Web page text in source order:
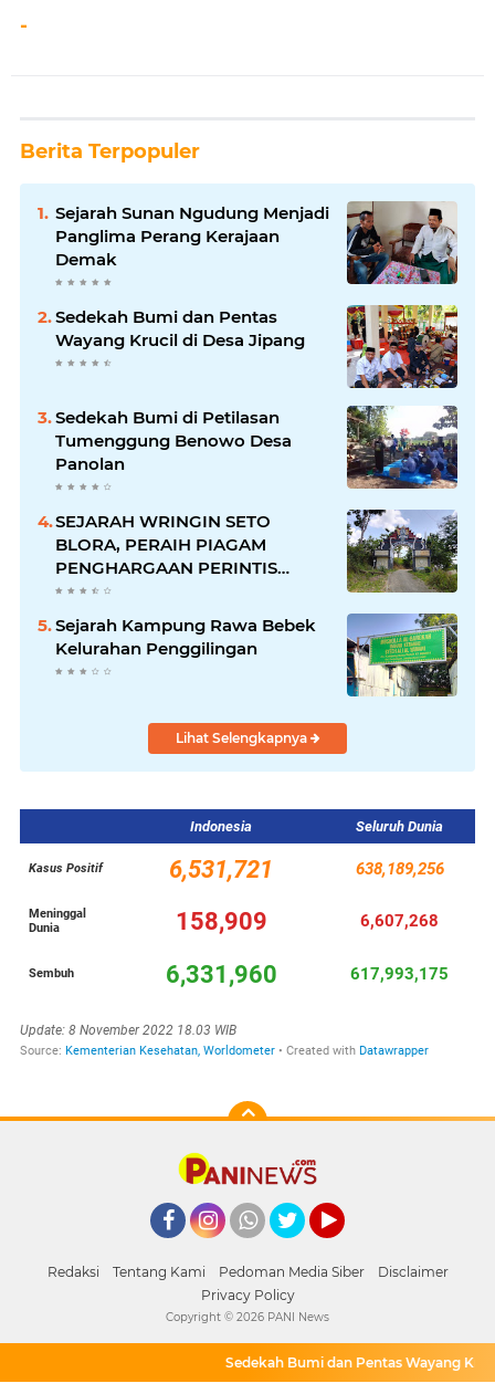
-
Berita Terpopuler
Sejarah Sunan Ngudung Menjadi
Panglima Perang Kerajaan
Demak
Sedekah Bumi dan Pentas
Wayang Krucil di Desa Jipang
Sedekah Bumi di Petilasan
Tumenggung Benowo Desa
Panolan
SEJARAH WRINGIN SETO
BLORA, PERAIH PIAGAM
PENGHARGAAN PERINTIS
LINGKUNGAN DARI GUBERNUR
Sejarah Kampung Rawa Bebek
Kelurahan Penggilingan
Lihat Selengkapnya
Redaksi Tentang Kami Pedoman Media Siber
Disclaimer
Privacy Policy
Sedekah Bumi dan Pentas Wayang Krucil
Copyright © 2026 PANI News